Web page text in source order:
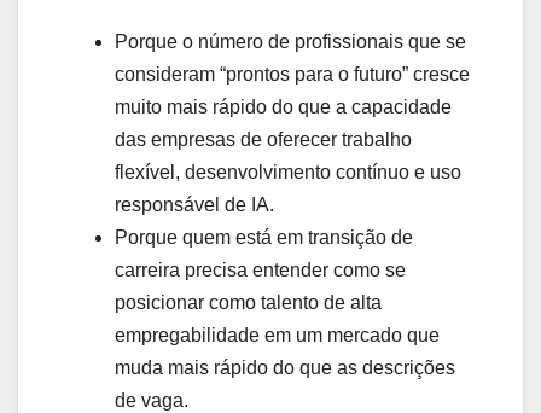
Porque o número de profissionais que se
consideram “prontos para o futuro” cresce
muito mais rápido do que a capacidade
das empresas de oferecer trabalho
flexível, desenvolvimento contínuo e uso
responsável de IA.
Porque quem está em transição de
carreira precisa entender como se
posicionar como talento de alta
empregabilidade em um mercado que
muda mais rápido do que as descrições
de vaga.